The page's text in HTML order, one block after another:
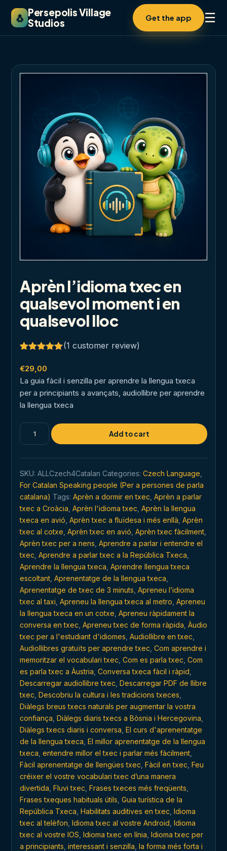
🐧 Persepolis Village
Studios
Get the app ☰
Aprèn l’idioma txec en
qualsevol moment i en
qualsevol lloc
out of 5
based on
customer
rating
(1 customer review)
€29,00
La guia fàcil i senzilla per aprendre la llengua txeca
per a principiants a avançats, audiollibre per aprendre
la llengua txeca
Aprèn
l'idioma
qualsevol
moment
i
en
qualsevol
lloc
quantity
Add to cart
SKU: ALLCzech4Catalan Categories: Czech Language
For Catalan Speaking people (Per a persones de parla
catalana) Tags: Aprèn a dormir en txec Aprèn a parlar
txec a Croàcia Aprèn l'idioma txec Aprèn la llengua
txeca en avió Aprèn txec a fluïdesa i més enllà Aprèn
txec al cotxe Aprèn txec en avió Aprèn txec fàcilment
Aprèn txec per a nens Aprendre a parlar i entendre el
txec Aprendre a parlar txec a la República Txeca
Aprendre la llengua txeca Aprendre llengua txeca
escoltant Aprenentatge de la llengua txeca
Aprenentatge de txec de 3 minuts Apreneu l’idioma
txec al taxi Apreneu la llengua txeca al metro Apreneu
la llengua txeca en un cotxe Apreneu ràpidament la
conversa en txec Apreneu txec de forma ràpida Àudio
txec per a l'estudiant d'idiomes Audiollibre en txec
Audiollibres gratuïts per aprendre txec Com aprendre i
memoritzar el vocabulari txec Com es parla txec Com
es parla txec a Àustria Conversa txeca fàcil i ràpid
Descarregar audiollibre txec Descarregar PDF de llibre
txec Descobriu la cultura i les tradicions txeces
Diàlegs breus txecs naturals per augmentar la vostra
confiança Diàlegs diaris txecs a Bòsnia i Hercegovina
Diàlegs txecs diaris i conversa El curs d'aprenentatge
de la llengua txeca El millor aprenentatge de la llengua
txeca entendre millor el txec i parlar més fàcilment
Fàcil aprenentatge de llengües txec Fàcil en txec Feu
créixer el vostre vocabulari txec d’una manera
divertida Fluvi txec Frases txeces més freqüents
Frases txeques habituals útils Guia turística de la
República Txeca Habilitats auditives en txec Idioma
txec al telèfon Idioma txec al vostre Android Idioma
txec al vostre IOS Idioma txec en línia Idioma txec per
a principiants interessant i senzilla la forma més forta i